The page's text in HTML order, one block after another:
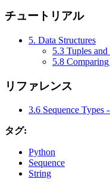
チュートリアル
5. Data Structures
5.3 Tuples and
5.8
リファレンス
3.6 Sequence Types
タグ:
Python
Sequence
String